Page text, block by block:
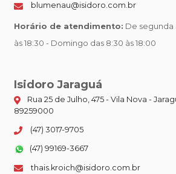
blumenau@isidoro.com.br
Horário de atendimento: De segunda
às 18:30 - Domingo das 8:30 às 18:00
Isidoro Jaraguá
Rua 25 de Julho, 475 - Vila Nova -
89259000
(47) 3017-9705
(47) 99169-3667
thais.kroich@isidoro.com.br